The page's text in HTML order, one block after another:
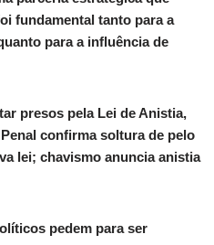
fundamental tanto para a
para a influência de
presos pela Lei de Anistia,
confirma soltura de pelo
lei; chavismo anuncia anistia
pedem para ser